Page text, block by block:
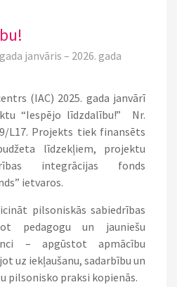
janvāris – 2026. gada
(IAC) 2025. gada janvārī
“Iespējo līdzdalību!” Nr.
L17. Projekts tiek finansēts
līdzekļiem, projektu
integrācijas fonds
ietvaros.
pilsoniskās sabiedrības
pedagogu un jauniešu
– apgūstot apmācību
uz iekļaušanu, sadarbību un
pilsonisko praksi kopienās.